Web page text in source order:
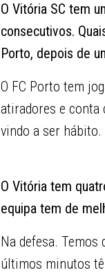
O Vitória SC tem
consecutivos.
Porto, depois de
O FC Porto tem
atiradores e conta
vindo a ser hábito.
O Vitória tem
equipa tem de
Na defesa.
últimos minutos